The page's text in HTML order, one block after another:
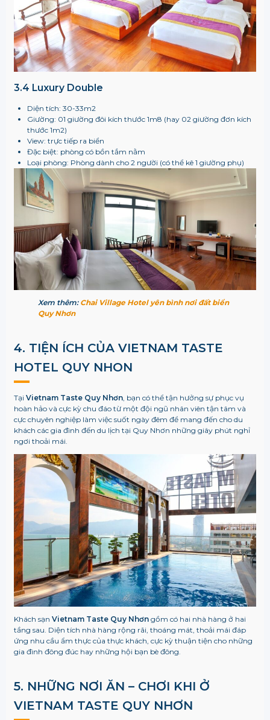
3.4 Luxury Double
Diện tích: 30-33m2
Giường: 01 giường đôi kích thước 1m8 (hay 02 giường đơn kích
thước 1m2)
View: trực tiếp ra biển
Đặc biệt: phòng có bồn tắm nằm
Loại phòng: Phòng dành cho 2 người (có thể kê 1 giường phụ)
Xem thêm: Chai Village Hotel yên bình nơi đất biển
Quy Nhơn
4. TIỆN ÍCH CỦA VIETNAM TASTE
HOTEL QUY NHON
Tại Vietnam Taste Quy Nhơn, bạn có thể tận hưởng sự phục vụ
hoàn hảo và cực kỳ chu đáo từ một đội ngũ nhân viên tận tâm và
cực chuyên nghiệp làm việc suốt ngày đêm để mang đến cho du
khách các gia đình đến du lịch tại Quy Nhơn những giây phút nghỉ
ngơi thoải mái.
Khách sạn Vietnam Taste Quy Nhơngồm có hai nhà hàng ở hai
tầng sau. Diện tích nhà hàng rộng rãi, thoáng mát, thoải mái đáp
ứng nhu cầu ẩm thực của thực khách, cực kỳ thuận tiện cho những
gia đình đông đúc hay những hội bạn bè đông.
5. NHỮNG NƠI ĂN – CHƠI KHI Ở
VIETNAM TASTE QUY NHƠN